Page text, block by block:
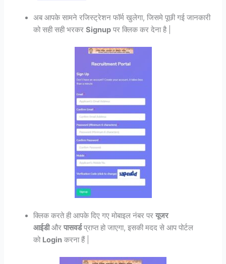
अब आपके सामने रजिस्ट्रेशन फॉर्म खुलेगा, जिसमे पूछी गई जानकारी
को सही सही भरकरSignup पर क्लिक कर देना है |
क्लिक करते ही आपके दिए गए मोबाइल नंबर परयूजर
आईडीऔरपासवर्डप्राप्त हो जाएगा, इसकी मदद से आप पोर्टल
को Login करना हैं |